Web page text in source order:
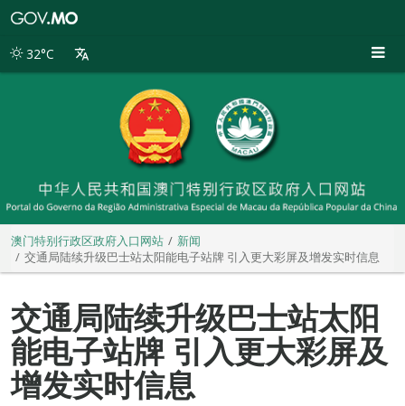
别
32°C
澳门特别行政区政府入口网站
新闻
交通局陆续升级巴士站太阳能电子站牌 引入更大彩屏及增发实时信息
交通局陆续升级巴士站太阳
能电子站牌 引入更大彩屏及
增发实时信息